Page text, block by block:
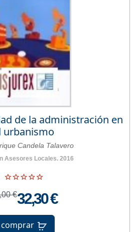
de la administración en
urbanismo
Candela Talavero
Asesores Locales. 2016
€32,30 €
comprar